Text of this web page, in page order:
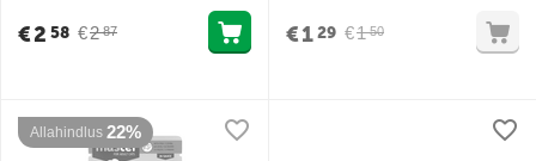
€2 87
€2 58 €1 50
€129
Allahindlus 22%